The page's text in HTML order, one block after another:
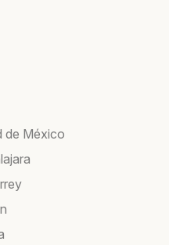
de México